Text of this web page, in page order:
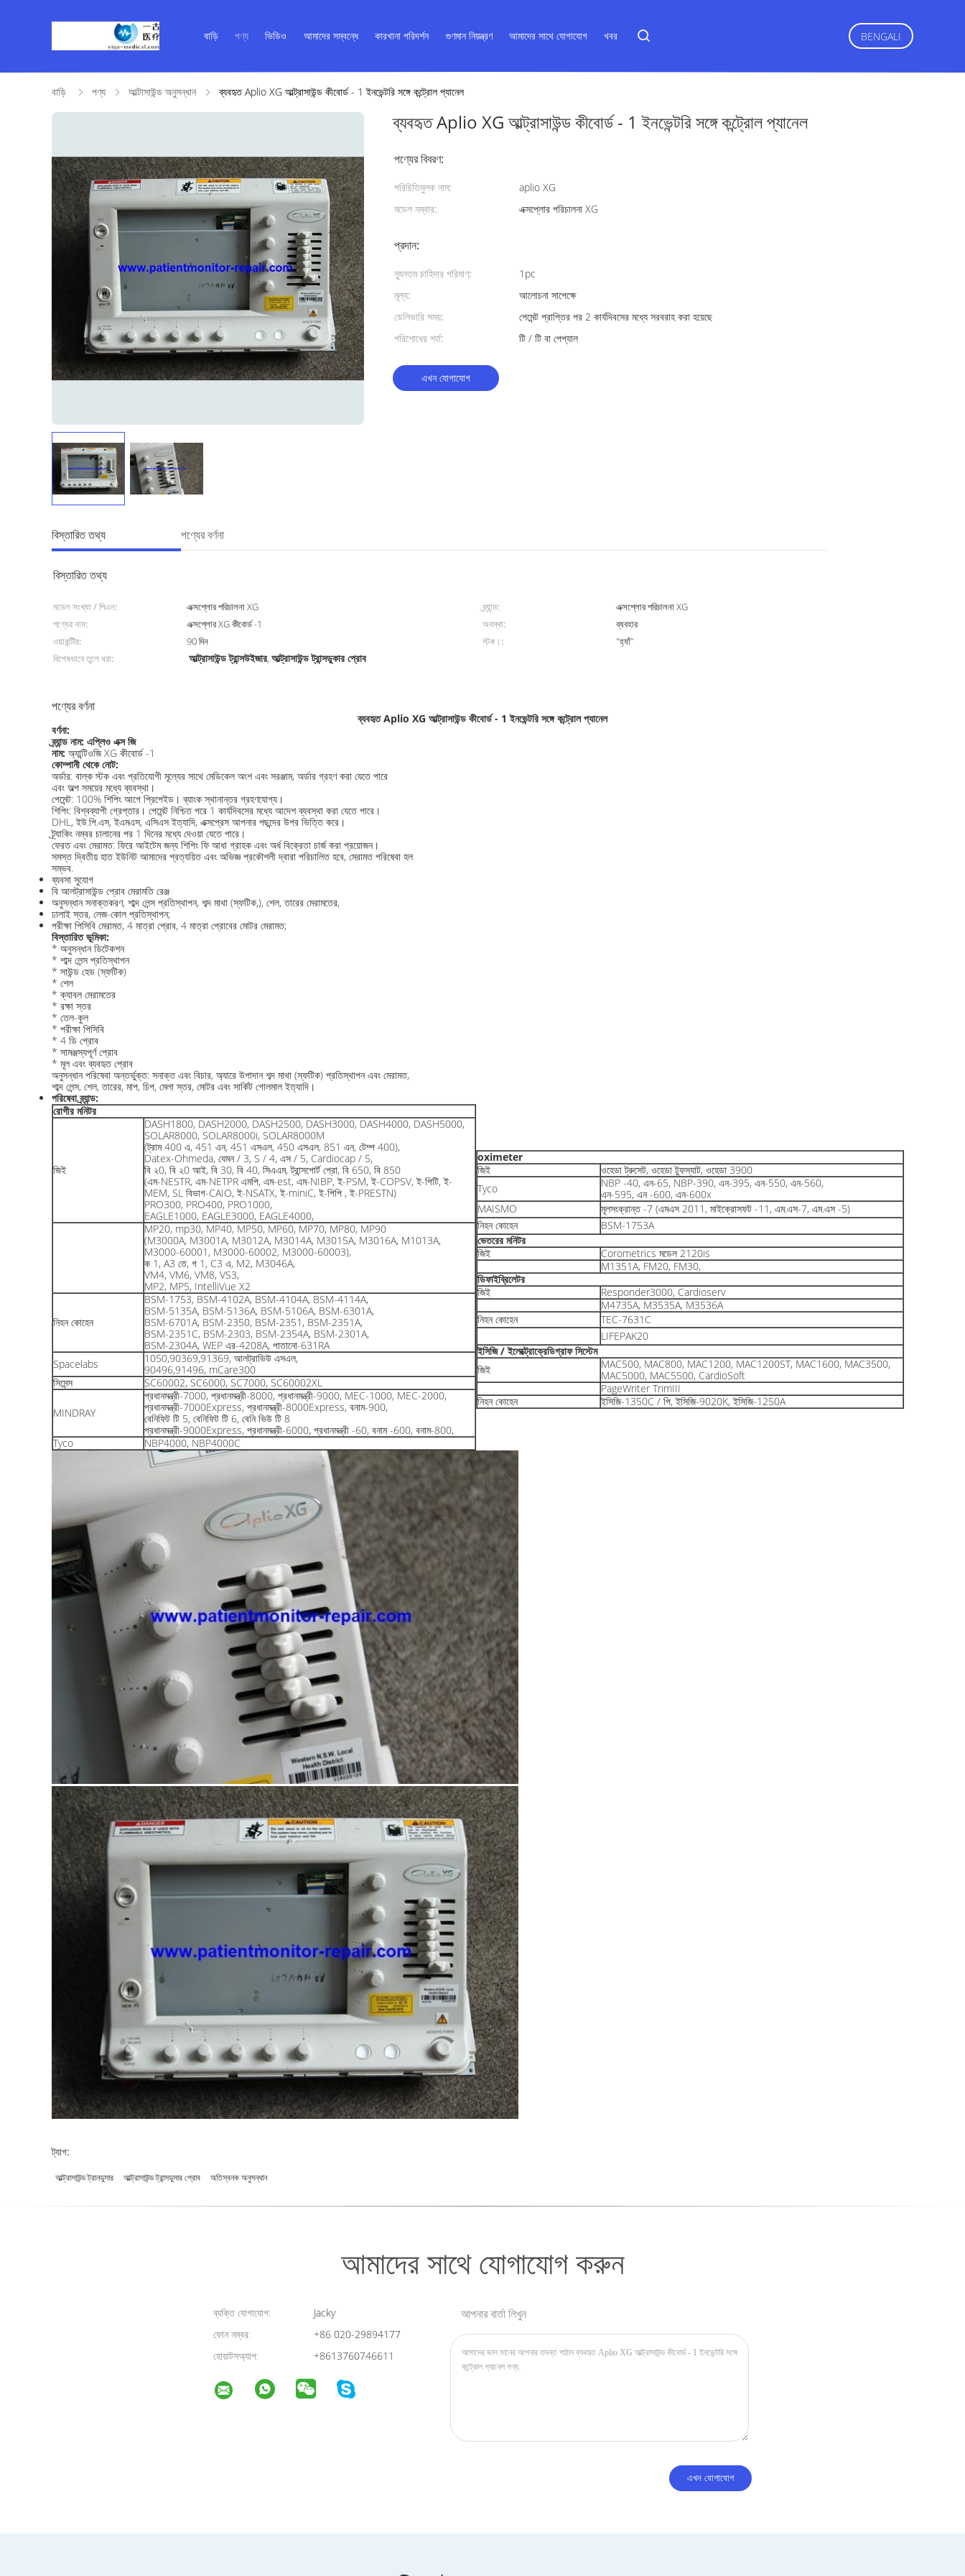
বাড়ি পণ্য ভিডিও আমাদের সম্বন্ধে কারখানা পরিদর্শন গুণমান নিয়ন্ত্রণ আমাদের সাথে যোগাযোগ খবর BENGALI
বাড়ি পণ্য আল্টাসাউন্ড অনুসন্ধান ব্যবহৃত Aplio XG আল্ট্রাসাউন্ড কীবোর্ড - 1 ইনভেন্টরি সঙ্গে কন্ট্রোল প্যানেল
ব্যবহৃত Aplio XG আল্ট্রাসাউন্ড কীবোর্ড - 1 ইনভেন্টরি সঙ্গে কন্ট্রোল প্যানেল
পণ্যের বিবরণ:
পরিচিতিমুলক নাম:
aplio XG
মডেল নম্বার:
এক্সপ্লোর পরিচালনা XG
প্রদান:
ন্যূনতম চাহিদার পরিমাণ:
1pc
মূল্য:
আলোচনা সাপেক্ষে
ডেলিভারি সময়:
পেমেন্ট প্রাপ্তির পর 2 কার্যদিবসের মধ্যে সরবরাহ করা হয়েছে
পরিশোধের শর্ত:
টি / টি বা পেপ্যাল
এখন যোগাযোগ
বিস্তারিত তথ্য পণ্যের বর্ণনা
বিস্তারিত তথ্য
মডেল সংখ্যা / পিএন: এক্সপ্লোর পরিচালনা XG ব্র্যান্ড:
এক্সপ্লোর পরিচালনা XG
পণ্যের নাম:
এক্সপ্লোর XG কীবোর্ড -1 অবস্থা:
ব্যবহার
ওয়ারান্টীর:
90 দিন স্টক।:
"হ্যাঁ"
বিশেষভাবে তুলে ধরা:
আল্ট্রাসাউন্ড ট্রান্সউইজার,আল্ট্রাসাউন্ড ট্রান্সডুকার প্রোব
পণ্যের বর্ণনা
ব্যবহৃত Aplio XG আল্ট্রাসাউন্ড কীবোর্ড - 1 ইনভেন্টরি সঙ্গে কন্ট্রোল প্যানেল
বর্ণনা:
ব্র্যান্ড নাম: এপ্লিও এক্স জি
নাম: অ্যান্টিওজি XG কীবোর্ড -1
কোম্পানী থেকে নোট:
অর্ডার: বাল্ক স্টক এবং প্রতিযোগী মূল্যের সাথে মেডিকেল অংশ এবং সরঞ্জাম, অর্ডার গ্রহণ করা যেতে পারে
এবং অল্প সময়ের মধ্যে ব্যবস্থা।
পেমেন্ট: 100% শিপিং আগে প্রিপেইড। ব্যাংক স্থানান্তর গ্রহণযোগ্য।
শিপিং: বিশ্বব্যাপী গ্রেপ্তার। পেমেন্ট নিশ্চিত পরে 1 কার্যদিবসের মধ্যে আদেশ ব্যবস্থা করা যেতে পারে।
DHL, ইউ.পি.এস, ইএমএস, এসিএস ইত্যাদি, এক্সপ্রেস আপনার পছন্দের উপর ভিত্তি করে।
ট্র্যাকিং নম্বর চালানের পর 1 দিনের মধ্যে দেওয়া যেতে পারে।
ফেরত এবং মেরামত: ফিরে আইটেম জন্য শিপিং ফি আধা গ্রাহক এবং অর্ধ বিক্রেতা চার্জ করা প্রয়োজন।
সমস্ত দ্বিতীয় হাত ইউনিট আমাদের প্রত্যয়িত এবং অভিজ্ঞ প্রকৌশলী দ্বারা পরিচালিত হবে, মেরামত পরিষেবা হল
সম্ভব.
ব্যবসা সুযোগ
বি আলট্রাসাউন্ড প্রোব মেরামতি রেঞ্জ
অনুসন্ধান সনাক্তকরণ, শাব্দ লেন্স প্রতিস্থাপন, শব্দ মাথা (স্ফটিক,), শেল, তারের মেরামতের,
ঢালাই স্তর, লেজ-কোল প্রতিস্থাপন;
পরীক্ষা পিসিবি মেরামত, 4 মাত্রা প্রোব, 4 মাত্রা প্রোবের মোটর মেরামত;
বিস্তারিত ভূমিকা:
* অনুসন্ধান ডিটেকশন
* শাব্দ লেন্স প্রতিস্থাপন
* সাউন্ড হেড (স্ফটিক)
* শেল
* ক্যাবল মেরামতের
* রক্ষা স্তর
* তেল-কুল
* পরীক্ষা পিসিবি
* 4 ডি প্রোব
* সামঞ্জস্যপূর্ণ প্রোব
* মূল এবং ব্যবহৃত প্রোব
অনুসন্ধান পরিষেবা অন্তর্ভুক্ত: সনাক্ত এবং বিচার, অ্যারে উপাদান শব্দ মাথা (স্ফটিক) প্রতিস্থাপন এবং মেরামত,
শাব্দ লেন্স, শেল, তারের, মাপ, চিপ, মেলা স্তর, মোটর এবং সার্কিট গোলমাল ইত্যাদি।
পরিষেবা ব্র্যান্ড:
রোগীর মনিটর
জিই
DASH1800, DASH2000, DASH2500, DASH3000, DASH4000, DASH5000,
SOLAR8000, SOLAR8000i, SOLAR8000M
(ট্রাম 400 এ, 451 এন, 451 এসএল, 450 এসএল, 851 এন, টেম্প 400),
Datex-Ohmeda, যেমন / 3, S / 4, এস / 5, Cardiocap / 5,
বি ২0, বি ২0 আই, বি 30, বি 40, সিএএম, ট্রান্সপোর্ট প্রো, বি 650, বি 850
(এম-NESTR, এম-NETPR এমপি, এম-est, এম-NIBP, ই-PSM, ই-COPSV, ই-পিটি, ই-
MEM, SL বিভাগ-CAIO, ই-NSATX, ই-miniC, ই-পিপি , ই-PRESTN)
PRO300, PRO400, PRO1000,
EAGLE1000, EAGLE3000, EAGLE4000,
MP20, mp30, MP40, MP50, MP60, MP70, MP80, MP90
(M3000A, M3001A, M3012A, M3014A, M3015A, M3016A, M1013A,
M3000-60001, M3000-60002, M3000-60003),
ক 1, A3 তে, গ 1, C3 এ, M2, M3046A,
VM4, VM6, VM8, VS3,
MP2, MP5, IntelliVue X2
নিহন কোহেন
BSM-1753, BSM-4102A, BSM-4104A, BSM-4114A,
BSM-5135A, BSM-5136A, BSM-5106A, BSM-6301A,
BSM-6701A, BSM-2350, BSM-2351, BSM-2351A,
BSM-2351C, BSM-2303, BSM-2354A, BSM-2301A,
BSM-2304A, WEP এর-4208A, পাতানো-631RA
Spacelabs
1050,90369,91369, আলট্রাভিউ এসএল,
90496,91496, mCare300
সিমেন্স
SC60002, SC6000, SC7000, SC60002XL
MINDRAY
প্রধানমন্ত্রী-7000, প্রধানমন্ত্রী-8000, প্রধানমন্ত্রী-9000, MEC-1000, MEC-2000,
প্রধানমন্ত্রী-7000Express, প্রধানমন্ত্রী-8000Express, বনাম-900,
বেনিফিট টি 5, বেনিফিট টি 6, বেনি ভিউ টি 8
প্রধানমন্ত্রী-9000Express, প্রধানমন্ত্রী-6000, প্রধানমন্ত্রী -60, বনাম -600, বনাম-800,
Tyco
NBP4000, NBP4000C
oximeter
জিই
ওহেডা ট্রুসেট, ওহেডা টুফস্যাট, ওহেডা 3900
Tyco
NBP -40, এন-65, NBP-390, এন-395, এন-550, এন-560,
এন-595, এন -600, এন-600x
MAISMO
মূলসংক্রান্ত -7 (এমএস 2011, মাইক্রোসফট -11, এম.এস-7, এম.এস -5)
নিহন কোহেন
BSM-1753A
ভেতরের মনিটর
জিই
Corometrics মডেল 2120is
M1351A, FM20, FM30,
ডিফাইব্রিলেটর
জিই
Responder3000, Cardioserv
M4735A, M3535A, M3536A
নিহন কোহেন
TEC-7631C
LIFEPAK20
ইসিজি / ইলেক্ট্রোক্রেডিগ্রাফ সিস্টেম
জিই
MAC500, MAC800, MAC1200, MAC1200ST, MAC1600, MAC3500,
MAC5000, MAC5500, CardioSoft
PageWriter TrimIII
নিহন কোহেন
ইসিজি-1350C / পি, ইসিজি-9020K, ইসিজি-1250A
ট্যাগ:
আল্ট্রাসাউন্ড ট্রানডুসার আল্ট্রাসাউন্ড ট্রান্সডুসার প্রোব অতিস্বনক অনুসন্ধান
আমাদের সাথে যোগাযোগ করুন
ব্যক্তি যোগাযোগ:
Jacky
ফোন নম্বর:
+86 020-29894177
হোয়াটসঅ্যাপ:
+8613760746611
আপনার বার্তা লিখুন